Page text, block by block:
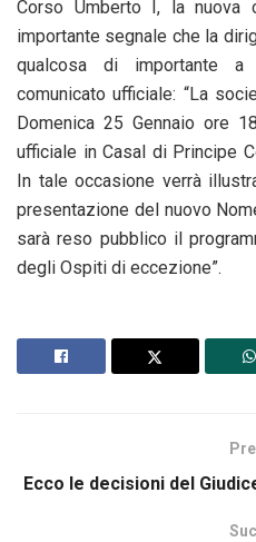
Corso Umberto I, la nuova
importante segnale che la
qualcosa di importante
comunicato ufficiale: “La
Domenica 25 Gennaio ore
ufficiale in Casal di Principe
In tale occasione verrà
presentazione del nuovo
sarà reso pubblico il
degli Ospiti di eccezione”.
Ecco le decisioni del